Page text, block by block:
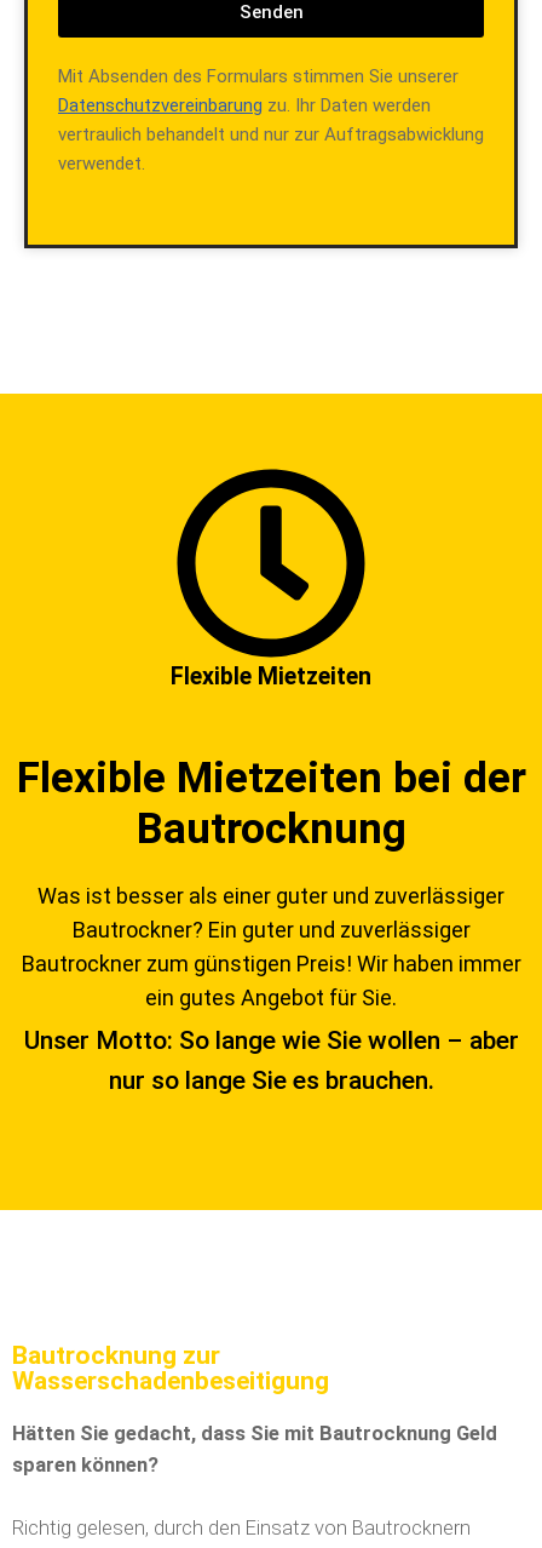
Senden
Mit Absenden des Formulars stimmen Sie unserer
Datenschutzvereinbarung zu. Ihr Daten werden
vertraulich behandelt und nur zur Auftragsabwicklung
verwendet.
Flexible Mietzeiten
Flexible Mietzeiten bei der
Bautrocknung
Was ist besser als einer guter und zuverlässiger
Bautrockner? Ein guter und zuverlässiger
Bautrockner zum günstigen Preis! Wir haben immer
ein gutes Angebot für Sie.
Unser Motto: So lange wie Sie wollen – aber
nur so lange Sie es brauchen.
Bautrocknung zur
Wasserschadenbeseitigung
Hätten Sie gedacht, dass Sie mit Bautrocknung Geld
sparen können?
Richtig gelesen, durch den Einsatz von Bautrocknern